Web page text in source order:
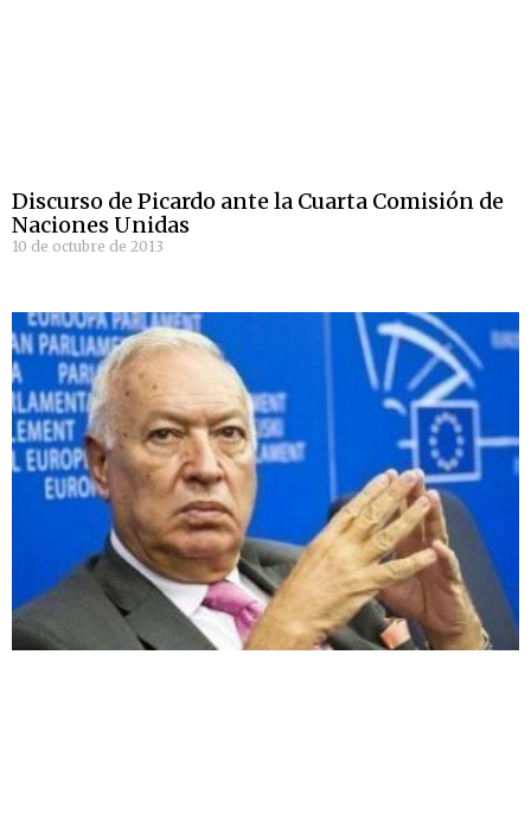
Discurso de Picardo ante la Cuarta Comisión de
Naciones Unidas
10 de octubre de 2013